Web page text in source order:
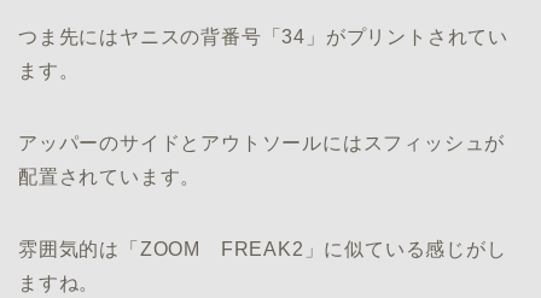
つま先にはヤニスの背番号「34」がプリントされてい
ます。
アッパーのサイドとアウトソールにはスフィッシュが
配置されています。
雰囲気的は「ZOOM FREAK2」に似ている感じがし
ますね。